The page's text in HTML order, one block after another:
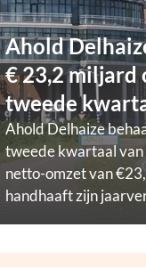
Ahold
€ 23,2 miljard
tweede
Ahold Delhaize
tweede kwartaal
netto-omzet van
handhaaft zijn